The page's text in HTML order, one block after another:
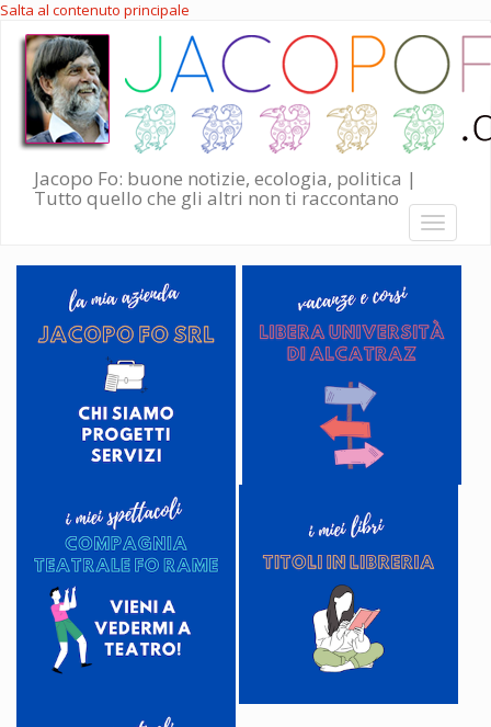
Salta al contenuto principale
Jacopo Fo: buone notizie, ecologia, politica |
Tutto quello che gli altri non ti raccontano
Toggle